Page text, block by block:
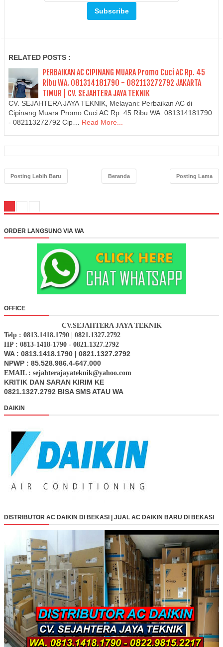
RELATED POSTS :
PERBAIKAN AC CIPINANG MUARA Promo Cuci AC Rp. 45
Ribu WA. 081314181790 - 082113272792 JAKARTA
TIMUR | CV. SEJAHTERA JAYA TEKNIK
CV. SEJAHTERA JAYA TEKNIK, Melayani: Perbaikan AC di
Cipinang Muara Promo Cuci AC Rp. 45 Ribu WA. 081314181790
- 082113272792 Cip…
Read More...
Posting Lebih Baru Posting Lama
Beranda
ORDER LANGSUNG VIA WA
OFFICE
CV.SEJAHTERA JAYA TEKNIK
Telp : 0813.1418.1790 | 0821.1327.2792
HP : 0813-1418-1790 - 0821.1327.2792
WA : 0813.1418.1790 | 0821.1327.2792
NPWP : 85.528.986.4-647.000
EMAIL : sejahterajayateknik@yahoo.com
KRITIK DAN SARAN KIRIM KE
0821.1327.2792 BISA SMS ATAU WA
DAIKIN
DISTRIBUTOR AC DAIKIN DI BEKASI | JUAL AC DAIKIN BARU DI BEKASI